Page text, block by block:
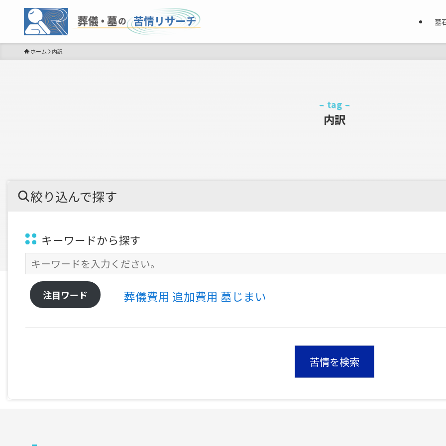
墓
ホーム 内訳
内訳
– tag –
絞り込んで探す
キーワードから探す
注目ワード 葬儀費用 追加費用 墓じまい
苦情を検索